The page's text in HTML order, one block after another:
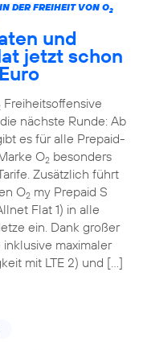
DER FREIHEIT VON O2
und
jetzt schon
Freiheitsoffensive
nächste Runde: Ab
es für alle Prepaid-
O2besonders
Zusätzlich führt
O2my Prepaid S
Flat 1) in alle
ein. Dank großer
maximaler
mit LTE 2) und […]